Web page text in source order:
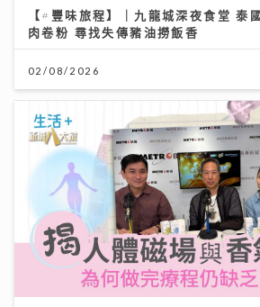
【#豐味旅程】｜九龍城深夜食堂 泰
肉卷粉 尋找失傳豬油撈飯香
02/08/2026